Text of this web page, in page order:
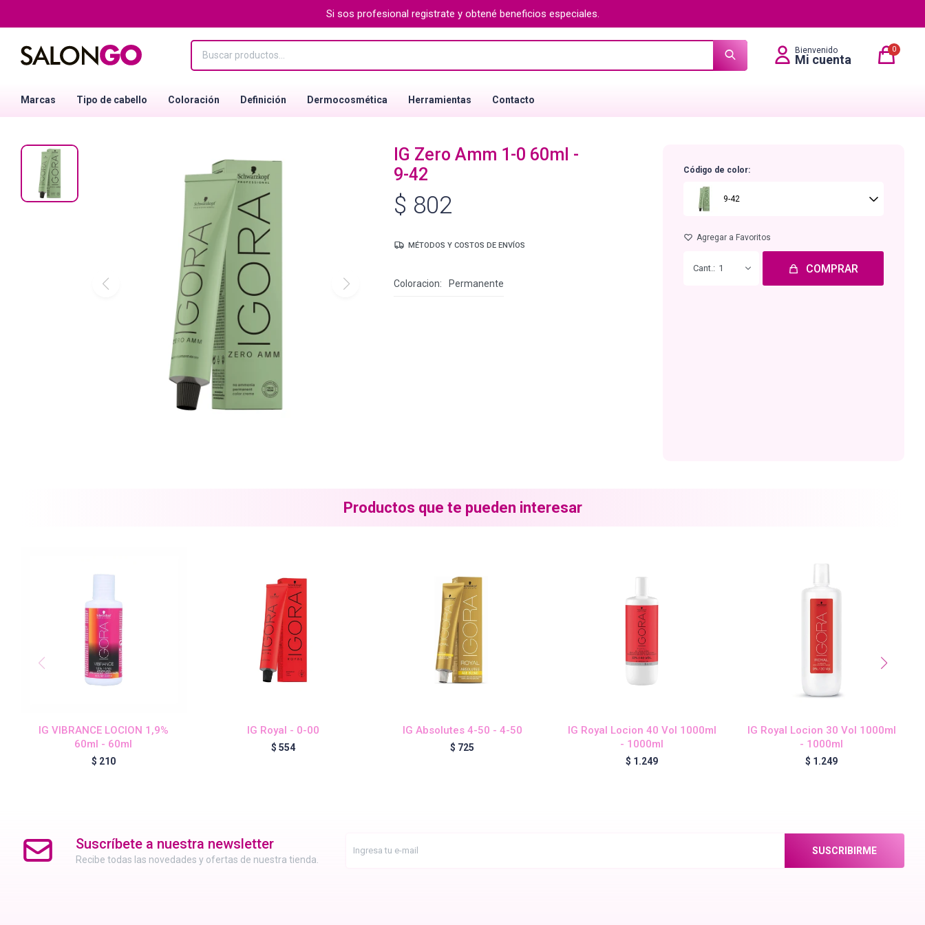
Si sos profesional registrate y obtené beneficios especiales.
Marcas Tipo de cabello Coloración Definición Dermocosmética Herramientas Contacto
0
IG Zero Amm 1-0 60ml -
9-42
$ 802
MÉTODOS Y COSTOS DE ENVÍOS
Coloracion Permanente
Código de color:
9-42
1 COMPRAR
Productos que te pueden interesar
IG VIBRANCE LOCION 1,9%
60ml - 60ml
$ 210
IG Royal - 0-00
$ 554
IG Absolutes 4-50 - 4-50
$ 725
IG Royal Locion 40 Vol 1000ml
- 1000ml
$ 1.249
IG Royal Locion 30 Vol 1000ml
- 1000ml
$ 1.249
Suscríbete a nuestra newsletter
Recibe todas las novedades y ofertas de nuestra tienda.
SUSCRIBIRME